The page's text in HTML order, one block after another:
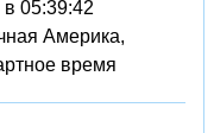
в 05:39:42
Америка,
время